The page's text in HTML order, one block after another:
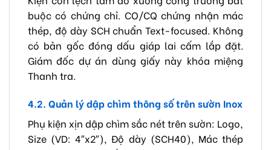
buộc có chứng chỉ. CO/CQ chứng nhận mác
thép, độ dày SCH chuẩn Text-focused. Không
có bản gốc đóng dấu giáp lai cấm lắp đặt.
Giám đốc dự án dùng giấy này khóa miệng
Thanh tra.
4.2. Quản lý dập chìm thông số trên sườn Inox
Phụ kiện xịn dập chìm sắc nét trên sườn: Logo,
Size (VD: 4″x2″), Độ dày (SCH40), Mác thép